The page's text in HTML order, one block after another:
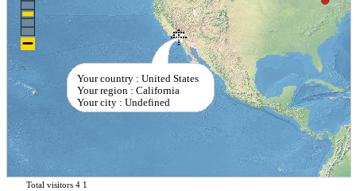
Your country : United States
Your region : California
Your city : Undefined
Total visitors 4 1